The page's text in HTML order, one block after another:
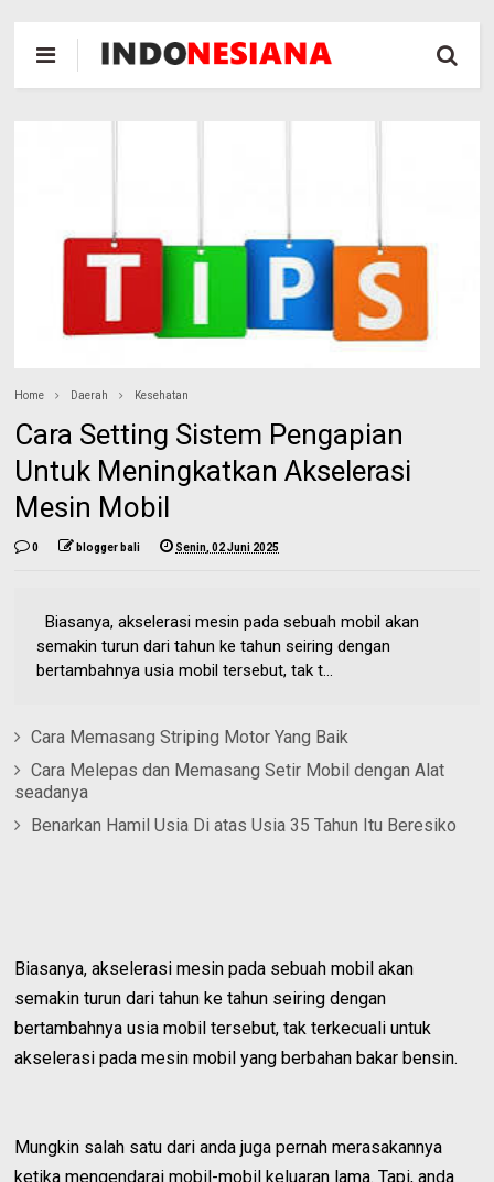
Home Daerah Kesehatan
Cara Setting Sistem Pengapian
Untuk Meningkatkan Akselerasi
Mesin Mobil
0 blogger bali Senin, 02 Juni 2025
Biasanya, akselerasi mesin pada sebuah mobil akan
semakin turun dari tahun ke tahun seiring dengan
bertambahnya usia mobil tersebut, tak t...
Cara Memasang Striping Motor Yang Baik
Cara Melepas dan Memasang Setir Mobil dengan Alat
seadanya
Benarkan Hamil Usia Di atas Usia 35 Tahun Itu Beresiko
Biasanya, akselerasi mesin pada sebuah mobil akan
semakin turun dari tahun ke tahun seiring dengan
bertambahnya usia mobil tersebut, tak terkecuali untuk
akselerasi pada mesin mobil yang berbahan bakar bensin.
Mungkin salah satu dari anda juga pernah merasakannya
ketika mengendarai mobil-mobil keluaran lama. Tapi, anda